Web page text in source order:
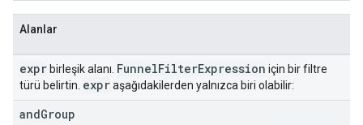
Alanlar
expr birleşik alanı. FunnelFilterExpression için bir filtre
türü belirtin. expraşağıdakilerden yalnızca biri olabilir:
andGroup